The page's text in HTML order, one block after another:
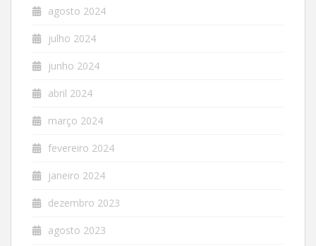
agosto 2024
julho 2024
junho 2024
abril 2024
março 2024
fevereiro 2024
janeiro 2024
dezembro 2023
agosto 2023